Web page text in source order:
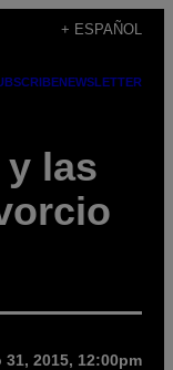
+ ESPAÑOL
NEWSLETTER
las
31, 2015, 12:00pm